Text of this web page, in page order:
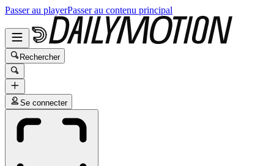
Passer au playerPasser au contenu principal
Rechercher
Se connecter